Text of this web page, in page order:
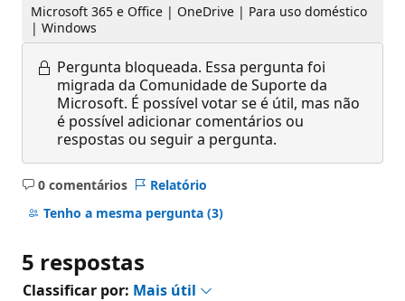
Microsoft 365 e Office | OneDrive | Para uso doméstico
| Windows
Pergunta bloqueada. Essa pergunta foi
migrada da Comunidade de Suporte da
Microsoft. É possível votar se é útil, mas não
é possível adicionar comentários ou
respostas ou seguir a pergunta.
0 comentários
Sem
comentários
Relatório
Tenho a mesma pergunta (3)
5 respostas
Classificar por: Mais útil